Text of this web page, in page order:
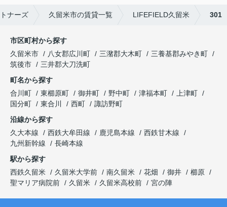
ナーズ 久留米市の賃貸一覧 LIFEFIELD久留米 301
市区町村から探す
久留米市
八女郡広川町 三潴郡大木町
三養基郡みやき町
筑後市
三井郡大刀洗町
町名から探す
合川町
東櫛原町 御井町 野中町 津福本町
上津町
国分町
東合川 西町
諏訪野町
沿線から探す
久大本線
西鉄大牟田線 鹿児島本線
西鉄甘木線
九州新幹線
長崎本線
駅から探す
西鉄久留米
久留米大学前 南久留米 花畑 御井
櫛原
聖マリア病院前
久留米 久留米高校前 宮の陣